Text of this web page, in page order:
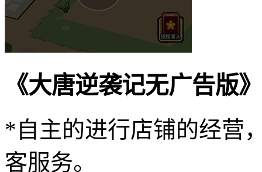
《大唐逆袭记无广告版
*自主的进行店铺的经营
客服务。